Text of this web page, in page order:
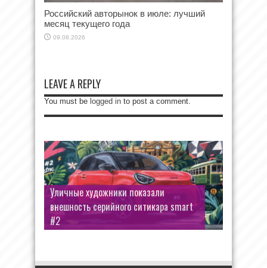
Российский авторынок в июле: лучший
месяц текущего года
09.08.2026
LEAVE A REPLY
You must be logged in to post a comment.
Уличные художники показали
внешность серийного ситикара smart
#2